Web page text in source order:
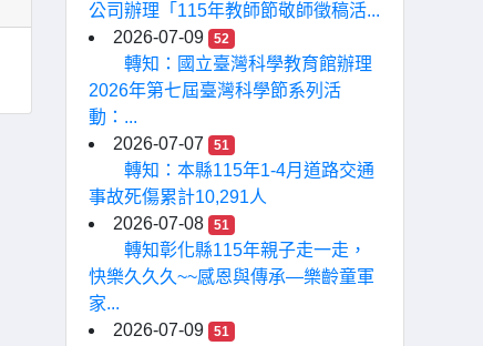
公司辦理「115年教師節敬師徵稿活...
2026-07-09
52
轉知：國立臺灣科學教育館辦理
2026年第七屆臺灣科學節系列活
動：...
2026-07-07
51
轉知：本縣115年1-4月道路交通
事故死傷累計10,291人
2026-07-08
51
轉知彰化縣115年親子走一走，
快樂久久久~~感恩與傳承—樂齡童軍
家...
2026-07-09
51